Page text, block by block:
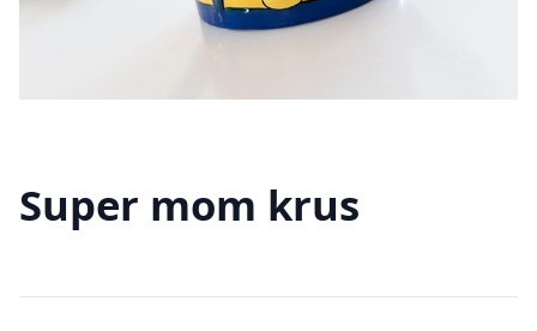
Super mom krus